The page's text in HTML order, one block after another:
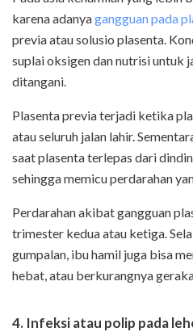
karena adanyagangguan pada
previa atau solusio plasenta.
suplai oksigen dan nutrisi untuk
ditangani.
Plasenta previa terjadi ketika
atau seluruh jalan lahir.
saat plasenta terlepas dari
sehingga memicu perdarahan
Perdarahan akibat gangguan
trimester kedua atau ketiga.
gumpalan, ibu hamil juga bisa
hebat, atau berkurangnya
4. Infeksi atau polip pada